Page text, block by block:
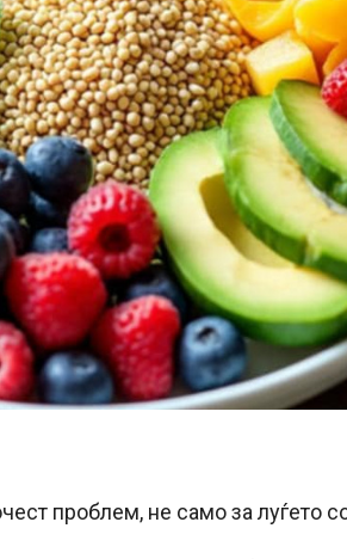
проблем, не само за луѓето